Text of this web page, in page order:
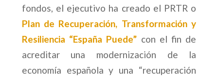
fondos, el ejecutivo ha creado el PRTR o
Plan de Recuperación, Transformación y
Resiliencia “España Puede” con el fin de
acreditar una modernización de la
economía española y una “recuperación